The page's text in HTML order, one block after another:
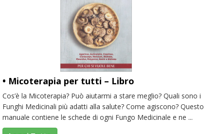
• Micoterapia per tutti – Libro
Cos’è la Micoterapia? Può aiutarmi a stare meglio? Quali sono i
Funghi Medicinali più adatti alla salute? Come agiscono? Questo
manuale contiene le schede di ogni Fungo Medicinale e ne ...